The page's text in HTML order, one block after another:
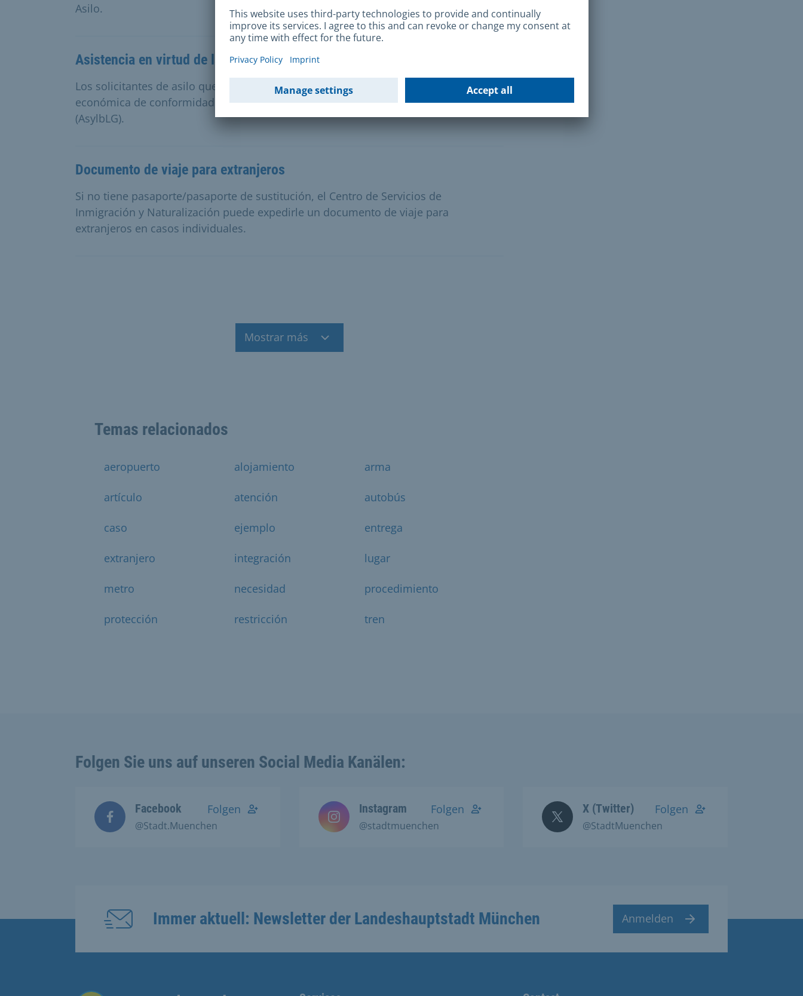
Asilo.
Asistencia en virtud de la Ley de prestaciones a los solicitantes de asilo
Los solicitantes de asilo que tienen pocos o ningún ingreso reciben una ayuda
económica de conformidad con la Ley de Prestaciones a los Solicitantes de Asilo
(AsylbLG).
Documento de viaje para extranjeros
Si no tiene pasaporte/pasaporte de sustitución, el Centro de Servicios de
Inmigración y Naturalización puede expedirle un documento de viaje para
extranjeros en casos individuales.
Mostrar más
Temas relacionados
aeropuerto alojamiento arma
artículo atención autobús
caso ejemplo entrega
extranjero integración lugar
metro necesidad procedimiento
protección restricción tren
Folgen Sie uns auf unseren Social Media Kanälen:
Facebook
@Stadt.Muenchen
Folgen Instagram
@stadtmuenchen
Folgen X (Twitter)
@StadtMuenchen
Folgen
Immer aktuell: Newsletter der Landeshauptstadt München Anmelden